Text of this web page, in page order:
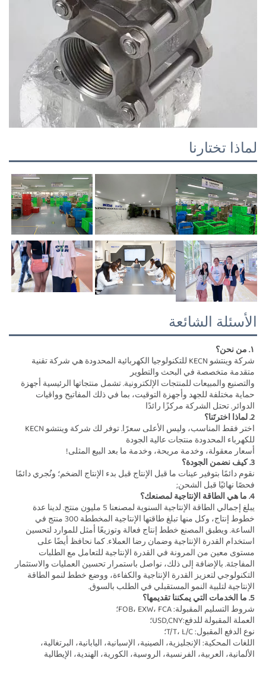
لماذا تختارنا
الأسئلة الشائعة
١. من نحن؟
متقدمة متخصصة في البحث والتطوير
الدوائر. تحتل الشركة مركزًا رائدًا
2. لماذا اخترتَنا؟
للكهرباء المحدودة منتجات عالية الجودة
أسعار معقولة، وخدمة مريحة، وخدمة ما بعد البيع المثلى!
3. كيف نضمن الجودة؟
فحصًا نهائيًا قبل الشحن;
4. ما هي الطاقة الإنتاجية لمصنعك؟
الإنتاجية لتلبية النمو المستقبلي في الطلب بالسوق.
5. ما الخدمات التي يمكننا تقديمها؟
شروط التسليم المقبولة: FOB، EXW، FCA؛
العملة المقبولة للدفع:USD,CNY؛
نوع الدفع المقبول: T/T، L/C؛
الألمانية، العربية، الفرنسية، الروسية، الكورية، الهندية، الإيطالية